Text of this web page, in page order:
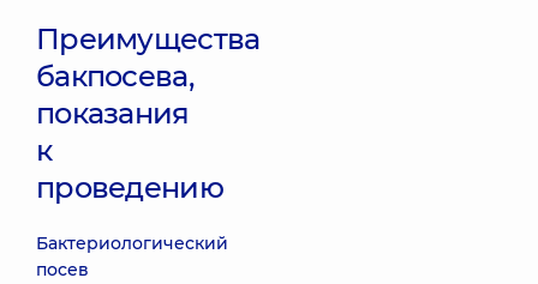
Преимущества
бакпосева,
показания
к
проведению
Бактериологический
посев